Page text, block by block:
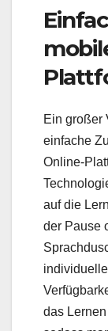
Ein großer
einfache
Online-
auf die
der Pause
das